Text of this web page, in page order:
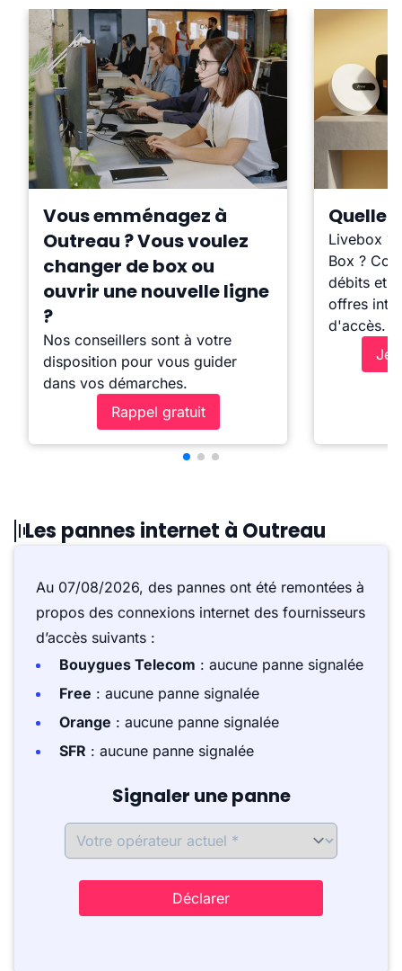
Vous emménagez à
Outreau ? Vous voulez
changer de box ou
ouvrir une nouvelle ligne
?
Nos conseillers sont à votre
disposition pour vous guider
dans vos démarches.
Rappel gratuit
Quelle
Livebox ?
Box ?
débits et
offres
d'accès.
Je
Les pannes internet à Outreau
Au 07/08/2026, des pannes ont été remontées à
propos des connexions internet des fournisseurs
d’accès suivants :
Bouygues Telecom : aucune panne signalée
Free : aucune panne signalée
Orange : aucune panne signalée
SFR : aucune panne signalée
Signaler une panne
Déclarer